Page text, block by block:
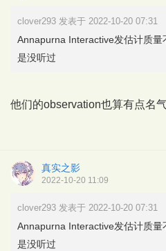
clover293 发表于 2022-10-20 07:31
Annapurna Interactive发估计质量
是没听过
他们的observation也算有点名
真实之影
2022-10-20 11:09
clover293 发表于 2022-10-20 07:31
Annapurna Interactive发估计质量
是没听过